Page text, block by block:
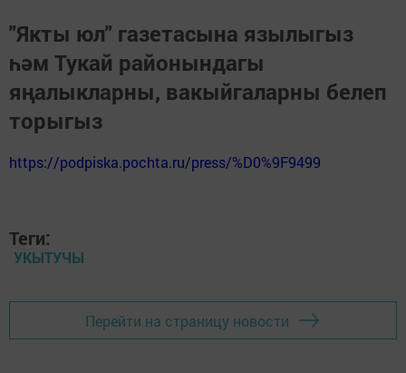
"Якты юл" газетасына язылыгыз
һәм Тукай районындагы
яңалыкларны, вакыйгаларны белеп
торыгыз
https://podpiska.pochta.ru/press/%D0%9F9499
Теги:
УКЫТУЧЫ
Перейти на страницу новости